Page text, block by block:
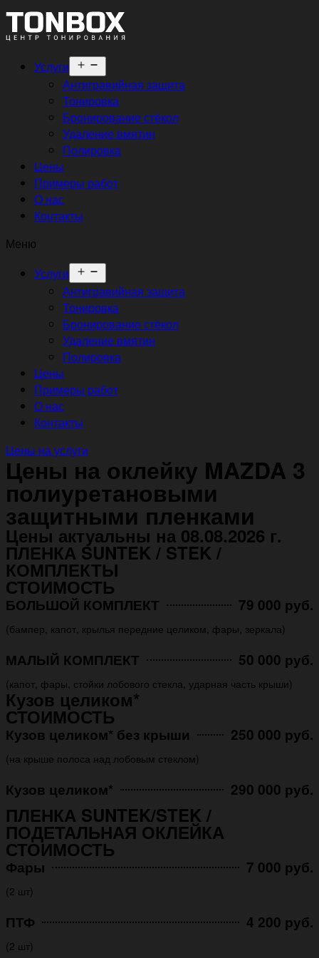
Услуги
меню
Антигравийная защита
Тонировка
Бронирование стёкол
Удаление вмятин
Полировка
Цены
Примеры работ
О нас
Контакты
Меню
Услуги
меню
Антигравийная защита
Тонировка
Бронирование стёкол
Удаление вмятин
Полировка
Цены
Примеры работ
О нас
Контакты
Цены на услуги
Цены на оклейку MAZDA 3
полиуретановыми
защитными пленками
Цены актуальны на 08.08.2026 г.
ПЛЕНКА SUNTEK / STEK /
КОМПЛЕКТЫ
СТОИМОСТЬ
БОЛЬШОЙ КОМПЛЕКТ 79 000 руб.
(бампер, капот, крылья передние целиком, фары, зеркала)
МАЛЫЙ КОМПЛЕКТ 50 000 руб.
(капот, фары, стойки лобового стекла, ударная часть крыши)
Кузов целиком*
СТОИМОСТЬ
Кузов целиком* без крыши 250 000 руб.
(на крыше полоса над лобовым стеклом)
Кузов целиком* 290 000 руб.
ПЛЕНКА SUNTEK/STEK /
ПОДЕТАЛЬНАЯ ОКЛЕЙКА
СТОИМОСТЬ
Фары 7 000 руб.
(2 шт)
ПТФ 4 200 руб.
(2 шт)